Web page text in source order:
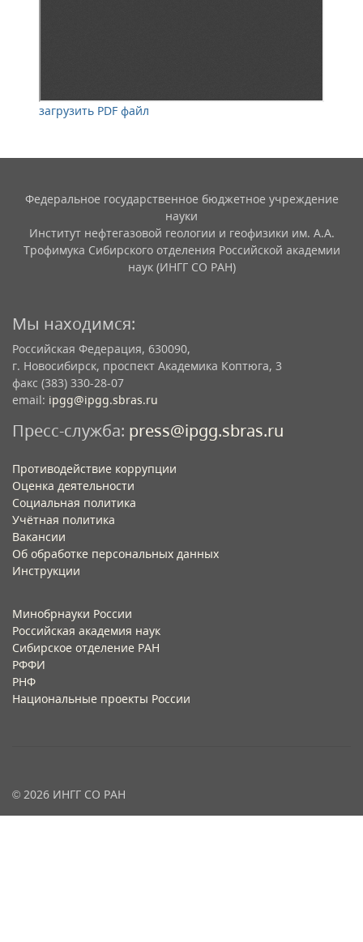
загрузить PDF файл
Федеральное государственное бюджетное учреждение
науки
Институт нефтегазовой геологии и геофизики им. А.А.
Трофимука Сибирского отделения Российской академии
наук (ИНГГ СО РАН)
Мы находимся:
Российская Федерация, 630090,
г. Новосибирск, проспект Академика Коптюга, 3
факс (383) 330-28-07
email: ipgg@ipgg.sbras.ru
Пресс-служба: press@ipgg.sbras.ru
Противодействие коррупции
Оценка деятельности
Социальная политика
Учётная политика​
Вакансии​
Об обработке персональных данных​
Инструкции​
Минобрнауки России
Российская академия наук
Сибирское отделение РАН
РФФИ
РНФ
Национальные проекты России
© 2026 ИНГГ СО РАН